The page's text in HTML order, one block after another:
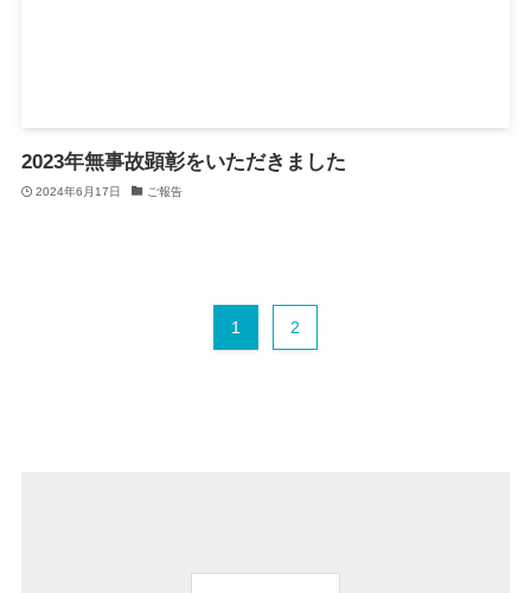
2023年無事故顕彰をいただきました
2024年6月17日 ご報告
1 2